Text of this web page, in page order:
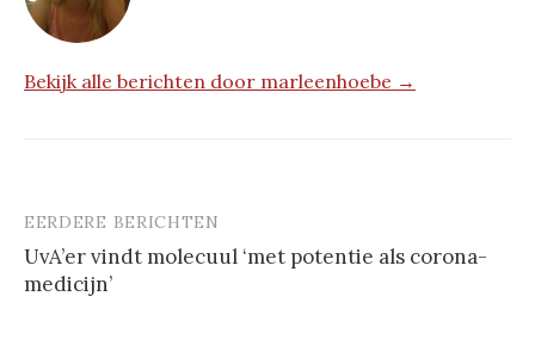
Bekijk alle berichten door marleenhoebe →
Berichtnavigatie
EERDERE BERICHTEN
UvA’er vindt molecuul ‘met potentie als corona-
medicijn’